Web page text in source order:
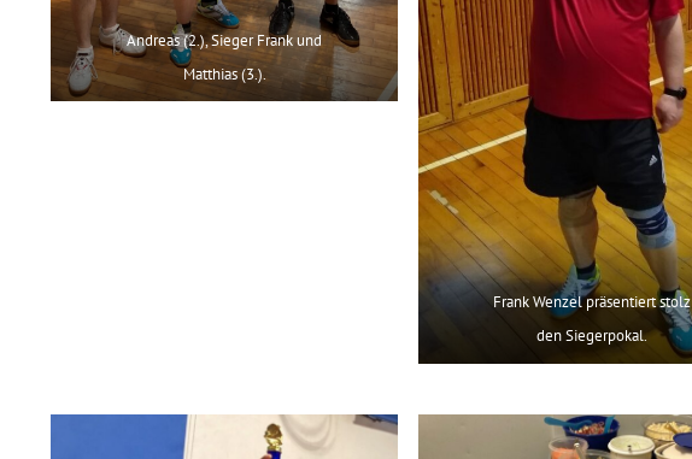
Andreas (2.), Sieger Frank und
Matthias (3.).
Frank Wenzel präsentiert stolz
den Siegerpokal.